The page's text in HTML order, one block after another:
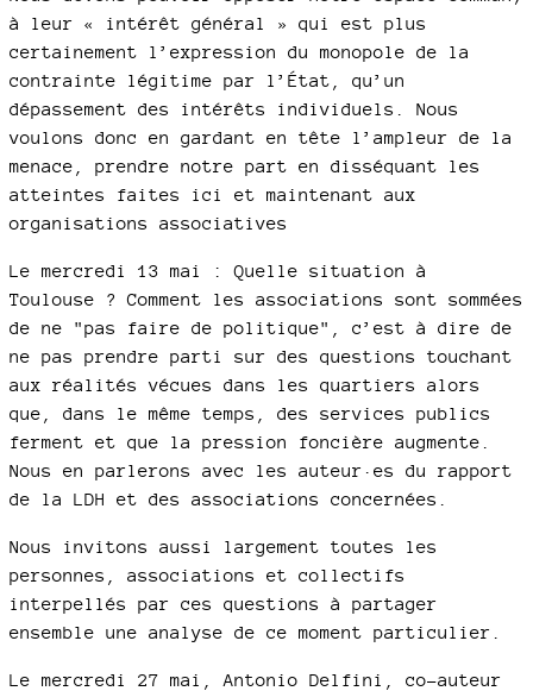
à leur « intérêt général » qui est plus
certainement l’expression du monopole de la
contrainte légitime par l’État, qu’un
dépassement des intérêts individuels. Nous
voulons donc en gardant en tête l’ampleur de la
menace, prendre notre part en disséquant les
atteintes faites ici et maintenant aux
organisations associatives
Le mercredi 13 mai : Quelle situation à
Toulouse ? Comment les associations sont sommées
de ne "pas faire de politique", c’est à dire de
ne pas prendre parti sur des questions touchant
aux réalités vécues dans les quartiers alors
que, dans le même temps, des services publics
ferment et que la pression foncière augmente.
Nous en parlerons avec les auteur·es du rapport
de la LDH et des associations concernées.
Nous invitons aussi largement toutes les
personnes, associations et collectifs
interpellés par ces questions à partager
ensemble une analyse de ce moment particulier.
Le mercredi 27 mai, Antonio Delfini, co-auteur